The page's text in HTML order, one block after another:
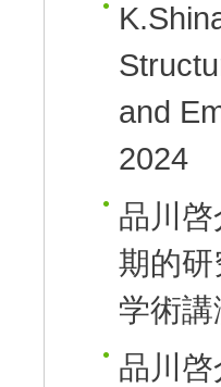
and
2024
品川啓
期的
学術講
品川啓